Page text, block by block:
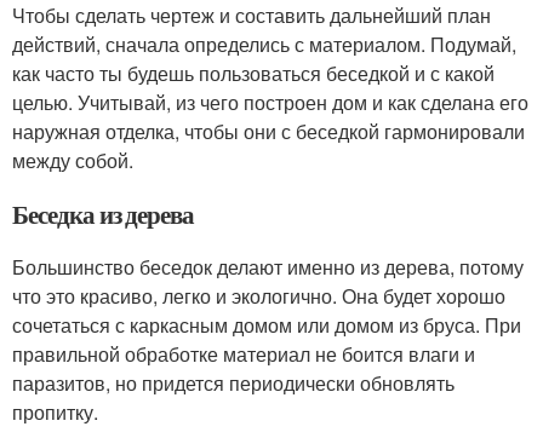
Чтобы сделать чертеж и составить дальнейший план
действий, сначала определись с материалом. Подумай,
как часто ты будешь пользоваться беседкой и с какой
целью. Учитывай, из чего построен дом и как сделана его
наружная отделка, чтобы они с беседкой гармонировали
между собой.
Беседка из дерева
Большинство беседок делают именно из дерева, потому
что это красиво, легко и экологично. Она будет хорошо
сочетаться с каркасным домом или домом из бруса. При
правильной обработке материал не боится влаги и
паразитов, но придется периодически обновлять
пропитку.